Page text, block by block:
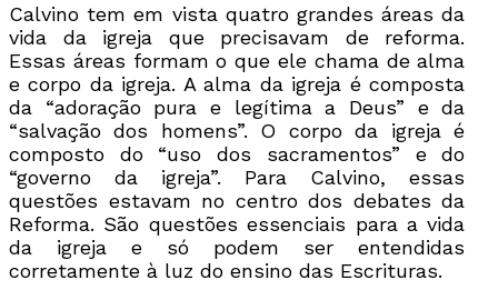
Calvino tem em vista quatro grandes áreas da
vida da igreja que precisavam de reforma.
Essas áreas formam o que ele chama de alma
e corpo da igreja. A alma da igreja é composta
da “adoração pura e legítima a Deus” e da
“salvação dos homens”. O corpo da igreja é
composto do “uso dos sacramentos” e do
“governo da igreja”. Para Calvino, essas
questões estavam no centro dos debates da
Reforma. São questões essenciais para a vida
da igreja e só podem ser entendidas
corretamente à luz do ensino das Escrituras.